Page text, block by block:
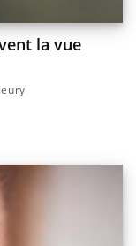
la vue